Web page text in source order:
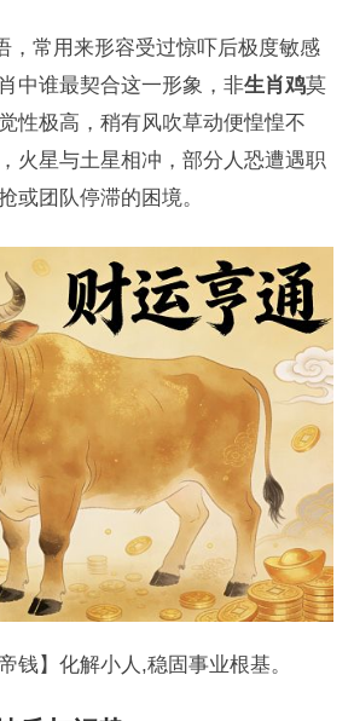
，常用来形容受过惊吓后极度敏感
中谁最契合这一形象，非生肖鸡莫
性极高，稍有风吹草动便惶惶不
火星与土星相冲，部分人恐遭遇职
或团队停滞的困境。
钱】化解小人,稳固事业根基。